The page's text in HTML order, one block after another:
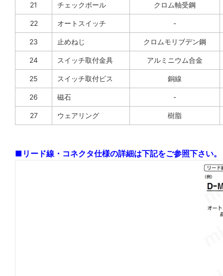
21 チェックボール クロム軸受鋼
22 オートスイッチ -
23 止めねじ クロムモリブデン鋼
24 スイッチ取付金具 アルミニウム合金
25 スイッチ取付ビス 銅線
26 磁石 -
27 ウェアリング 樹脂
■リード線・コネクタ仕様の詳細は下記をご参照下さい。